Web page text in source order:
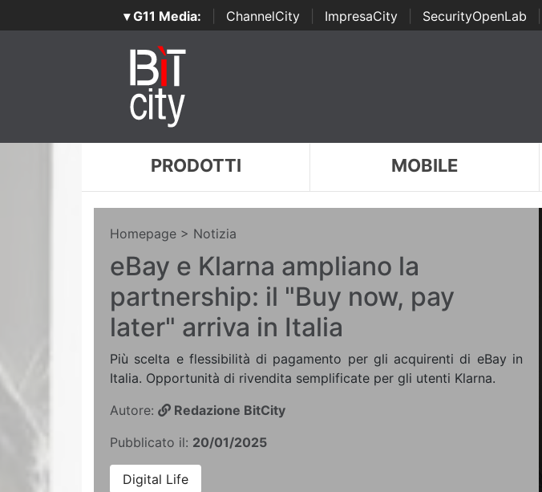
▾ G11 Media: ChannelCity ImpresaCity SecurityOpenLab
Awards
PRODOTTI MOBILE
Homepage > Notizia
eBay e Klarna ampliano la
partnership: il "Buy now, pay
later" arriva in Italia
Più scelta e flessibilità di pagamento per gli acquirenti di eBay in
Italia. Opportunità di rivendita semplificate per gli utenti Klarna.
Autore:
Redazione BitCity
Pubblicato il: 20/01/2025
Digital Life